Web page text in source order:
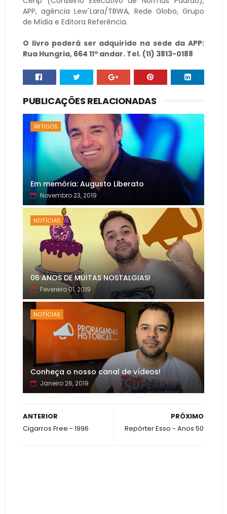
APP, agência Lew´Lara/TBWA, Rede Globo, Grupo
de Mídia e Editora Referência.
O livro poderá ser adquirido na sede da APP:
Rua Hungria, 664 11º andar. Tel. (11) 3813-0188
PUBLICAÇÕES RELACIONADAS
ARTIGOS
Em memória: Augusto Liberato
Novembro 23, 2019
NOTÍCIAS
06 ANOS DE MUITAS NOSTALGIAS!
Fevereiro 01, 2019
NOTÍCIAS
Conheça o nosso canal de vídeos!
Janeiro 26, 2019
PRÓXIMO
Repórter Esso - Anos 50
ANTERIOR
Cigarros Free - 1996